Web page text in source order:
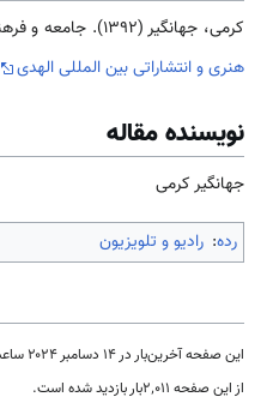
کرمی، جهانگیر (1392). جامعه و فرهنگ
هنری و انتشاراتی بین المللی الهدی
نویسنده مقاله
جهانگیر کرمی
رده: رادیو و تلویزیون
این صفحه آخرین‌بار در ‏۱۴ دسامبر ۲۰۲۴ ساعت ‏۰۷:۵۰ ویرایش شده است.
از این صفحه ۲٬۰۱۱بار بازدید شده است.